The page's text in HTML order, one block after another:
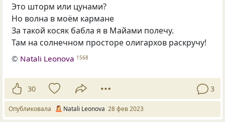
Это шторм или цунами?
Но волна в моём кармане
За такой косяк бабла я в Майами полечу.
Там на солнечном просторе олигархов раскручу!
© Natali Leonova 1568
30 3
Опубликовала Natali Leonova 28 фев 2023